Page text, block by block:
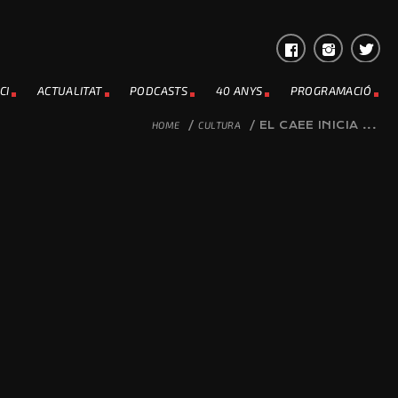
ACTUALITAT PODCASTS 40 ANYS PROGRAMACIÓ
HOME / CULTURA / EL CAEE INICIA ...